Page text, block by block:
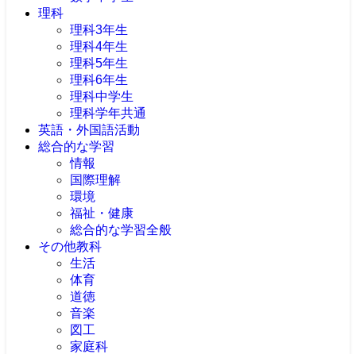
理科
理科3年生
理科4年生
理科5年生
理科6年生
理科中学生
理科学年共通
英語・外国語活動
総合的な学習
情報
国際理解
環境
福祉・健康
総合的な学習全般
その他教科
生活
体育
道徳
音楽
図工
家庭科